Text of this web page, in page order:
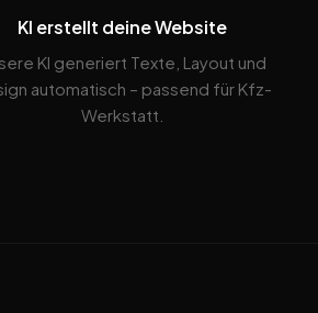
KI erstellt deine Website
KI generiert Texte, Layout und
automatisch – passend für Kfz-
Werkstatt.